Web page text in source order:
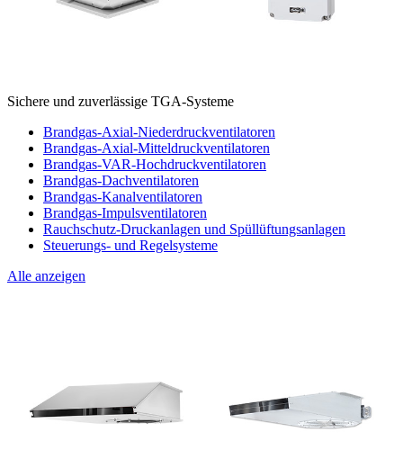
Sichere und zuverlässige TGA-Systeme
Brandgas-Axial-Niederdruckventilatoren
Brandgas-Axial-Mitteldruckventilatoren
Brandgas-VAR-Hochdruckventilatoren
Brandgas-Dachventilatoren
Brandgas-Kanalventilatoren
Brandgas-Impulsventilatoren
Rauchschutz-Druckanlagen und Spüllüftungsanlagen
Steuerungs- und Regelsysteme
Alle anzeigen